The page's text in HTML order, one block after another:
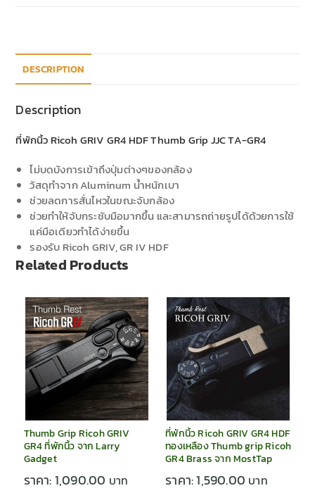
DESCRIPTION
Description
ที่พักนิ้ว Ricoh GRIV GR4 HDF Thumb Grip JJC TA-GR4
ไม่บดบังการเข้าถึงปุ่มต่างๆของกล้อง
วัสดุทำจาก Aluminum น้ำหนักเบา
ช่วยลดการสั่นไหวในขณะจับกล้อง
ช่วยทำให้จับกระชับมือมากขึ้น และสามารถถ่ายรูปได้ด้วยการใช้
แค่มือเดียวทำได้ง่ายขึ้น
รองรับ Ricoh GRIV, GR IV HDF
Related Products
Thumb Grip Ricoh GRIV
GR4 ที่พักนิ้ว จาก Larry
Gadget
ราคา:1,090.00
ที่พักนิ้ว Ricoh GRIV GR4 HDF
ทองเหลือง Thumb grip Ricoh
GR4 Brass จาก MostTap
ราคา:1,590.00